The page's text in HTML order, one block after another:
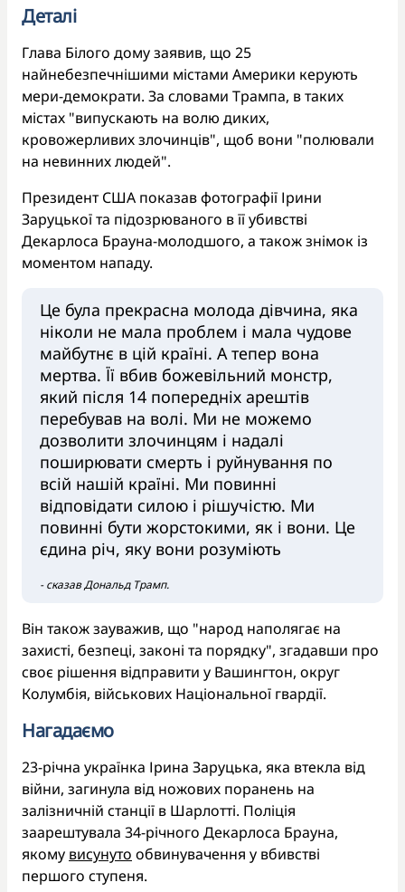
Деталі
Глава Білого дому заявив, що 25
найнебезпечнішими містами Америки керують
мери-демократи. За словами Трампа, в таких
містах "випускають на волю диких,
кровожерливих злочинців", щоб вони "полювали
на невинних людей".
Президент США показав фотографії Ірини
Заруцької та підозрюваного в її убивстві
Декарлоса Брауна-молодшого, а також знімок із
моментом нападу.
Це була прекрасна молода дівчина, яка
ніколи не мала проблем і мала чудове
майбутнє в цій країні. А тепер вона
мертва. Її вбив божевільний монстр,
який після 14 попередніх арештів
перебував на волі. Ми не можемо
дозволити злочинцям і надалі
поширювати смерть і руйнування по
всій нашій країні. Ми повинні
відповідати силою і рішучістю. Ми
повинні бути жорстокими, як і вони. Це
єдина річ, яку вони розуміють
- сказав Дональд Трамп.
Він також зауважив, що "народ наполягає на
захисті, безпеці, законі та порядку", згадавши про
своє рішення відправити у Вашингтон, округ
Колумбія, військових Національної гвардії.
Нагадаємо
23-річна українка Ірина Заруцька, яка втекла від
війни, загинула від ножових поранень на
залізничній станції в Шарлотті. Поліція
заарештувала 34-річного Декарлоса Брауна,
якому висунуто обвинувачення у вбивстві
першого ступеня.